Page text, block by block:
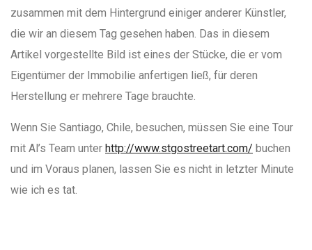
zusammen mit dem Hintergrund einiger anderer Künstler,
die wir an diesem Tag gesehen haben. Das in diesem
Artikel vorgestellte Bild ist eines der Stücke, die er vom
Eigentümer der Immobilie anfertigen ließ, für deren
Herstellung er mehrere Tage brauchte.
Wenn Sie Santiago, Chile, besuchen, müssen Sie eine Tour
mit Al’s Team unter http://www.stgostreetart.com/ buchen
und im Voraus planen, lassen Sie es nicht in letzter Minute
wie ich es tat.